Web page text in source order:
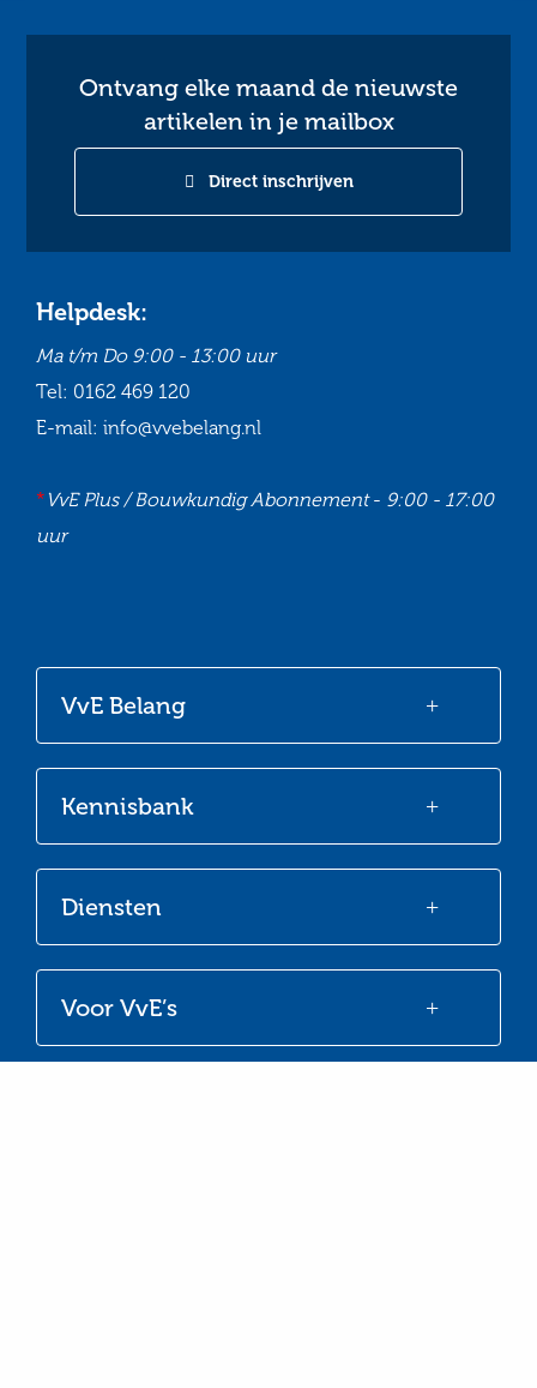
Ontvang elke maand de nieuwste
artikelen in je mailbox
Direct inschrijven
Voor VvE’s
Diensten
Kennisbank
VvE Belang
Helpdesk:
Ma t/m Do 9:00 - 13:00 uur
Tel: 0162 469 120
E-mail: info@vvebelang.nl
*VvE Plus / Bouwkundig Abonnement- 9:00 - 17:00
uur
Facebook